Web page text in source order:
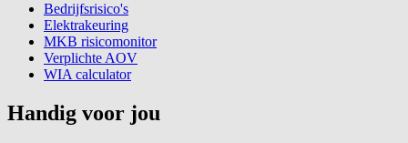
Bedrijfsrisico's
Elektrakeuring
MKB risicomonitor
Verplichte AOV
WIA calculator
Handig voor jou